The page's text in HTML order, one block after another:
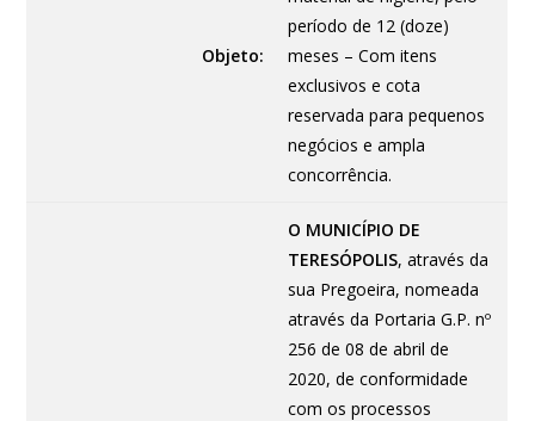
Objeto:
período de 12 (doze)
meses – Com itens
exclusivos e cota
reservada para pequenos
negócios e ampla
concorrência.
O MUNICÍPIO DE
TERESÓPOLIS, através da
sua Pregoeira, nomeada
através da Portaria G.P. nº
256 de 08 de abril de
2020, de conformidade
com os processos